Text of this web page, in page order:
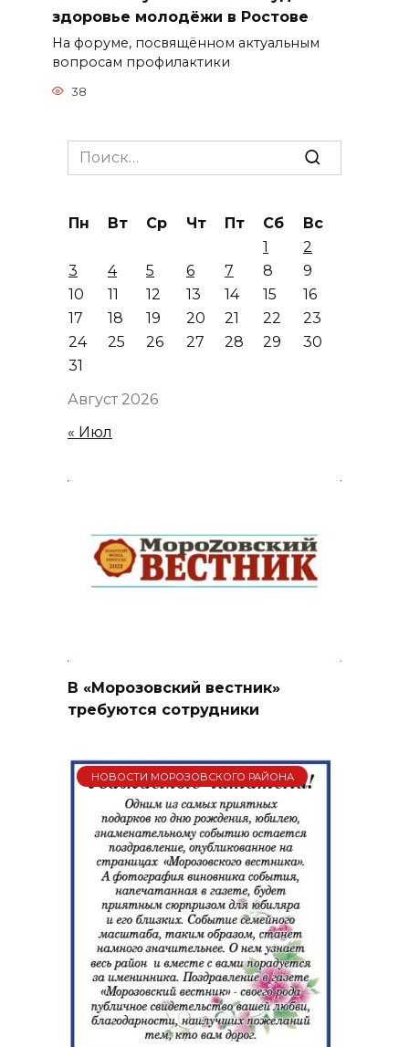
здоровье молодёжи в Ростове
На форуме, посвящённом актуальным
вопросам профилактики
38
Search
for:
Август 2026
Пн Вт Ср Чт Пт Сб
Вс
1
2
3
4 5 6 7 8
9
10
11 12 13 14 15
16
17
18 19 20 21 22
23
24
25 26 27 28 29
30
31
« Июл
В «Морозовский вестник»
требуются сотрудники
НОВОСТИ МОРОЗОВСКОГО РАЙОНА